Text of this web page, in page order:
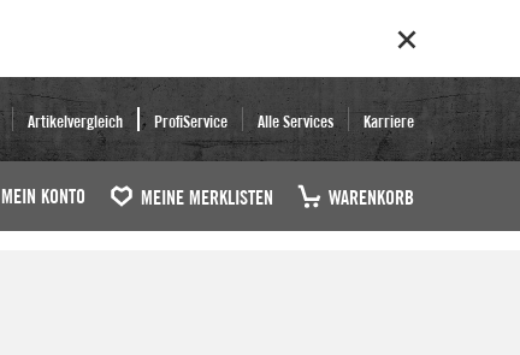
Artikelvergleich ProfiService Alle Services Karriere
MEIN KONTO MEINE MERKLISTEN WARENKORB